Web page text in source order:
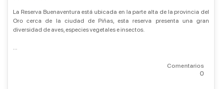
La Reserva Buenaventura está ubicada en la parte alta de la provincia del
Oro cerca de la ciudad de Piñas, esta reserva presenta una gran
diversidad de aves, especies vegetales e insectos.
Comentarios
0